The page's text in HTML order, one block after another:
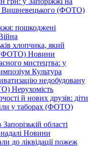
Вишневецького (ФОТО)
пошкоджені
хлопчика, який
(ФОТО) Новини
мистецтва: у
Культура
недобудовану
Нерухомість
й нових друзів: діти
у таборах (ФОТО)
області
Новини
до ліквідації пожеж